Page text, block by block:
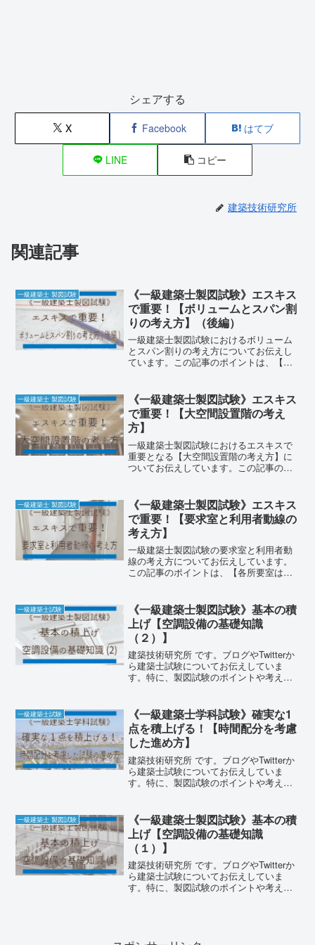
シェアする
X Facebook はてブ
LINE コピー
建築技術研究所
関連記事
一級建築士 製図試験
《一級建築士製図試験》エスキス
で重要！【ボリュームとスパン割
りの考え方】（後編）
一級建築士製図試験におけるボリューム
とスパン割りの考え方についてお伝えし
ています。この記事のポイントは、【所
【同じ面積、近似の面積の組合せを知っ
ているとエスキスの幅が広がる】の2つで
す。
一級建築士 製図試験
《一級建築士製図試験》エスキス
で重要！【大空間設置階の考え
方】
一級建築士製図試験におけるエスキスで
重要となる【大空間設置階の考え方】に
ついてお伝えしています。この記事のポ
る》《何が最善の選択なのかを書き出し
て検討する》の3つになります。
一級建築士 製図試験
《一級建築士製図試験》エスキス
で重要！【要求室と利用者動線の
考え方】
一級建築士製図試験の要求室と利用者動
線の考え方についてお伝えしています。
この記事のポイントは、【各所要室は、
部からの動線が不要】【 共用部も同様の
考え方をする】の3つです。
一級建築士試験
《一級建築士製図試験》基本の積
上げ【空調設備の基礎知識
（２）】
建築技術研究所 です。ブログやTwitterか
ら建築士試験についてお伝えしていま
す。特に、製図試験のポイントや考え方
助として活用していただけると嬉しいで
す。今回の記事で
一級建築士試験
《一級建築士学科試験》確実な1
点を積上げる！【時間配分を考慮
した進め方】
建築技術研究所 です。ブログやTwitterか
ら建築士試験についてお伝えしていま
す。特に、製図試験のポイントや考え方
助として活用していただけると嬉しいで
す。建築士に限ら
一級建築士 製図試験
《一級建築士製図試験》基本の積
上げ【空調設備の基礎知識
（１）】
建築技術研究所 です。ブログやTwitterか
ら建築士試験についてお伝えしていま
す。特に、製図試験のポイントや考え方